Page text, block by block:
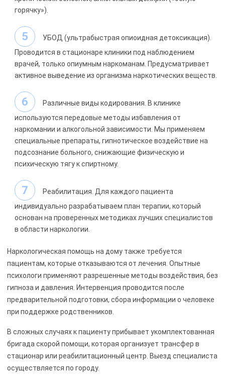
горячку»).
УБОД (ультрабыстрая опиоидная детоксикация).
Проводится в стационаре клиники под наблюдением
врачей, только опиумным наркоманам. Предусматривает
активное выведение из организма наркотических веществ.
Различные виды кодирования. В клинике
используются передовые методы избавления от
наркомании и алкогольной зависимости. Мы применяем
специальные препараты, гипнотическое воздействие на
подсознание больного, снижающие физическую и
психическую тягу к спиртному.
Реабилитация. Для каждого пациента
индивидуально разрабатываем план терапии, который
основан на проверенных методиках лучших специалистов
в области наркологии.
Наркологическая помощь на дому также требуется
пациентам, которые отказываются от лечения. Опытные
психологи применяют разрешенные методы воздействия, без
гипноза и давления. Интервенция проводится после
предварительной подготовки, сбора информации о человеке
при поддержке родственников.
В сложных случаях к пациенту прибывает укомплектованная
бригада скорой помощи, которая организует трансфер в
стационар или реабилитационный центр. Выезд специалиста
осуществляется по городу.